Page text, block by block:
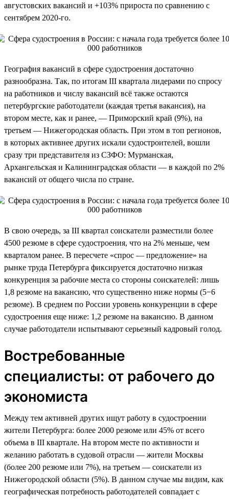
августовских вакансий и +103% прироста по сравнению с
сентябрем 2020-го.
География вакансий в сфере судостроения достаточно
разнообразна. Так, по итогам III квартала лидерами по спросу
на работников и числу вакансий всё также остаются
петербургские работодатели (каждая третья вакансия), на
втором месте, как и ранее, — Приморский край (9%), на
третьем — Нижегородская область. При этом в топ регионов,
в которых активнее других искали судостроителей, вошли
сразу три представителя из СЗФО: Мурманская,
Архангельская и Калининградская области — в каждой по 2%
вакансий от общего числа по стране.
В свою очередь, за III квартал соискатели разместили более
4500 резюме в сфере судостроения, что на 2% меньше, чем
кварталом ранее. В пересчете «спрос — предложение» на
рынке труда Петербурга фиксируется достаточно низкая
конкуренция за рабочие места со стороны соискателей: лишь
1,8 резюме на вакансию, что существенно ниже нормы (5−6
резюме). В среднем по России уровень конкуренции в сфере
судостроения еще ниже: 1,2 резюме на вакансию. В данном
случае работодатели испытывают серьезный кадровый голод.
Востребованные
специалисты: от рабочего до
экономиста
Между тем активней других ищут работу в судостроении
жители Петербурга: более 2000 резюме или 45% от всего
объема в III квартале. На втором месте по активности и
желанию работать в судовой отрасли — жители Москвы
(более 200 резюме или 7%), на третьем — соискатели из
Нижегородской области (5%). В данном случае мы видим, как
географическая потребность работодателей совпадает с